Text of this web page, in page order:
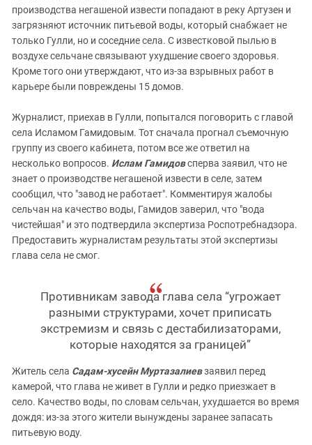
производства негашеной извести попадают в реку Артузен и
загрязняют источник питьевой воды, который снабжает не
только Гулли, но и соседние села. С известковой пылью в
воздухе сельчане связывают ухудшение своего здоровья.
Кроме того они утверждают, что из-за взрывных работ в
карьере были повреждены 15 домов.
Журналист, приехав в Гулли, попытался поговорить с главой
села Исламом Гамидовым. Тот сначала прогнал съемочную
группу из своего кабинета, потом все же ответил на
несколько вопросов. Ислам Гамидовсперва заявил, что не
знает о производстве негашеной извести в селе, затем
сообщил, что "завод не работает". Комментируя жалобы
сельчан на качество воды, Гамидов заверил, что "вода
чистейшая" и это подтвердила экспертиза Роспотребнадзора.
Предоставить журналистам результаты этой экспертизы
глава села не смог.
Противникам завода глава села “угрожает
разными структурами, хочет приписать
экстремизм и связь с дестабилизаторами,
которые находятся за границей”
Житель села Садам-хусейн Муртазалиевзаявил перед
камерой, что глава не живет в Гулли и редко приезжает в
село. Качество воды, по словам сельчан, ухудшается во время
дождя: из-за этого жители вынуждены заранее запасать
питьевую воду.